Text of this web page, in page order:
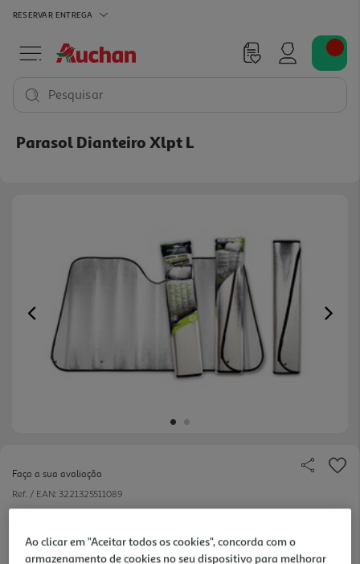
RESERVAR ENTREGA
Pesquisar
Parasol Dianteiro Xlpt L
Previous
Faça a sua avaliação
Ref. / EAN: 3221325511089
130x70 cm
Ao clicar em "Aceitar todos os cookies", concorda com o
armazenamento de cookies no seu dispositivo para melhorar